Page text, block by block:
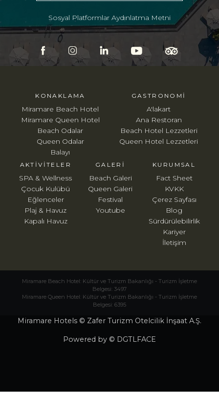
KONAKLAMA
Miramare Beach Hotel
Miramare Queen Hotel
Beach Odalar
Queen Odalar
Balayı
GASTRONOMI
A'lakart
Ana Restoran
Beach Hotel Lezzetleri
Queen Hotel Lezzetleri
AKTIVITELER
SPA & Wellness
Çocuk Kulübü
Eğlenceler
Plaj & Havuz
Kapalı Havuz
KURUMSAL
Fact Sheet
KVKK
Çerez Sayfası
Blog
Sürdürülebilirlik
Kariyer
İletişim
GALERI
Beach Galeri
Queen Galeri
Festival
Youtube
Sosyal Platformlar Aydınlatma Metni
Miramare Beach Hotel: Kültür ve Turizm Bakanlığı - Turizm İşletme
Belgesi: 3497
Miramare Queen Hotel: Kültür ve Turizm Bakanlığı - Turizm İşletme
Belgesi: 6395
Miramare Hotels © Zafer Turizm Otelcilik İnşaat A.Ş.
Powered by © DGTLFACE